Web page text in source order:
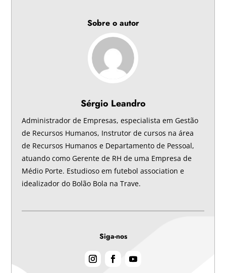
Sobre o autor
Sérgio Leandro
Administrador de Empresas, especialista em Gestão
de Recursos Humanos, Instrutor de cursos na área
de Recursos Humanos e Departamento de Pessoal,
atuando como Gerente de RH de uma Empresa de
Médio Porte. Estudioso em futebol association e
idealizador do Bolão Bola na Trave.
Siga-nos